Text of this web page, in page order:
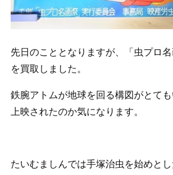
先日のこととなりますが、「虫プロ名
を買取しました。
鉄腕アトムが地球を回る構図がとて
上映されたのか気になります。
たいむましんでは手塚治虫を始めとし